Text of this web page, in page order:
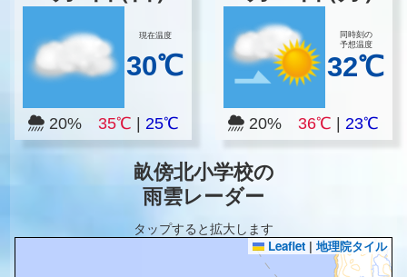
現在温度
30℃
20% 35℃ 25℃
同時刻の
予想温度
32℃
20%36℃ |23℃
畝傍北小学校の
雨雲レーダー
タップすると拡大します
Leaflet | 地理院タイル